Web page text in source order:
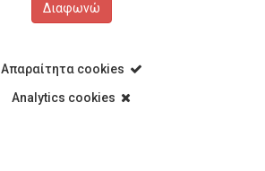
Διαφωνώ
Απαραίτητα cookies
Analytics cookies